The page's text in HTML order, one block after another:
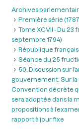
Archives
Première série
Tome XCVII - Du 23
septembre 1794)
République
Séance du 25
50. Discussion sur
gouvernement. Sur
Convention décrète
sera adoptée dans la
propositions à
rapport à jour fixe